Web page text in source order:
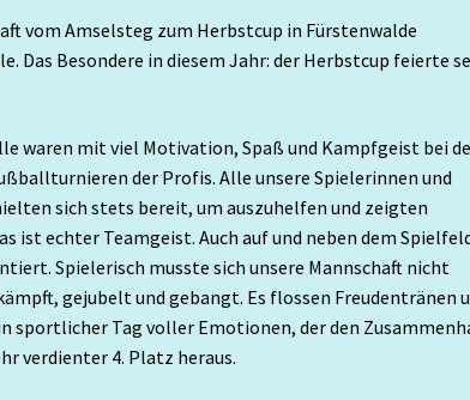
vom Amselsteg zum Herbstcup in Fürstenwalde
Das Besondere in diesem Jahr: der Herbstcup feierte
waren mit viel Motivation, Spaß und Kampfgeist bei
der Profis. Alle unsere Spielerinnen und
sich stets bereit, um auszuhelfen und zeigten
ist echter Teamgeist. Auch auf und neben dem
Spielerisch musste sich unsere Mannschaft nicht
gejubelt und gebangt. Es flossen Freudentränen
sportlicher Tag voller Emotionen, der den
verdienter 4. Platz heraus.